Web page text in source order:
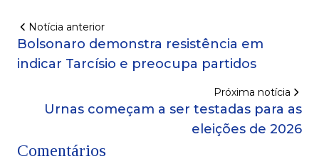
Notícia anterior
Bolsonaro demonstra resistência em
indicar Tarcísio e preocupa partidos
Próxima notícia
Urnas começam a ser testadas para as
eleições de 2026
Comentários